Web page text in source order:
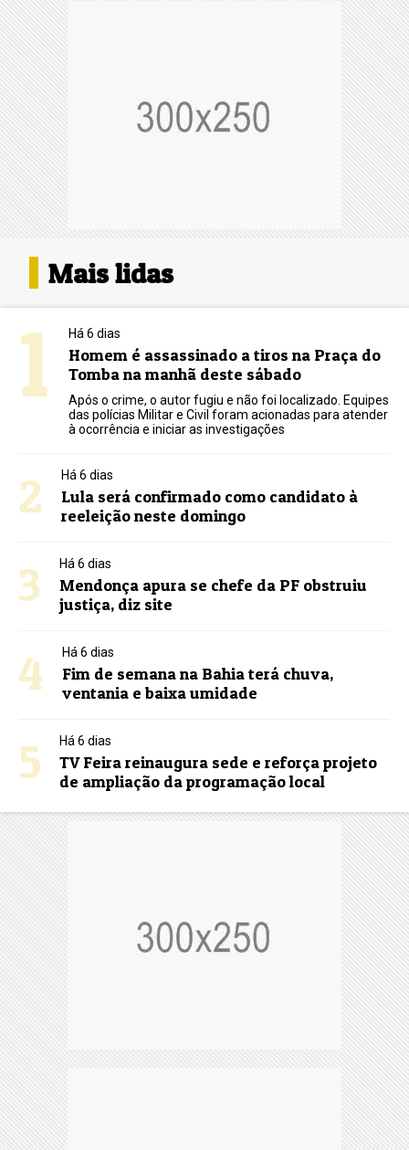
Mais lidas
1 Há 6 dias
Homem é assassinado a tiros na Praça do
Tomba na manhã deste sábado
Após o crime, o autor fugiu e não foi localizado. Equipes
das polícias Militar e Civil foram acionadas para atender
à ocorrência e iniciar as investigações
2 Há 6 dias
Lula será confirmado como candidato à
reeleição neste domingo
3 Há 6 dias
Mendonça apura se chefe da PF obstruiu
justiça, diz site
4 Há 6 dias
Fim de semana na Bahia terá chuva,
ventania e baixa umidade
5 Há 6 dias
TV Feira reinaugura sede e reforça projeto
de ampliação da programação local